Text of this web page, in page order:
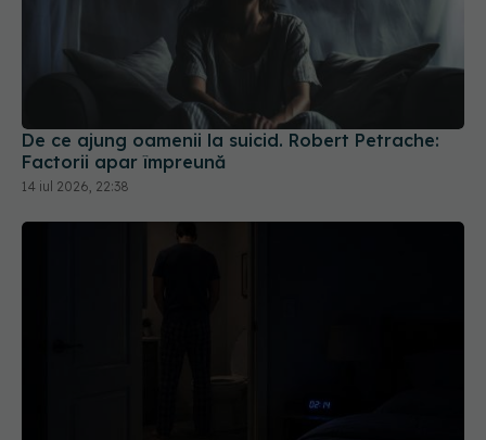
De ce ajung oamenii la suicid. Robert Petrache:
Factorii apar împreună
14 iul 2026, 22:38
De ce te trezești în fiecare noapte ca să mergi la